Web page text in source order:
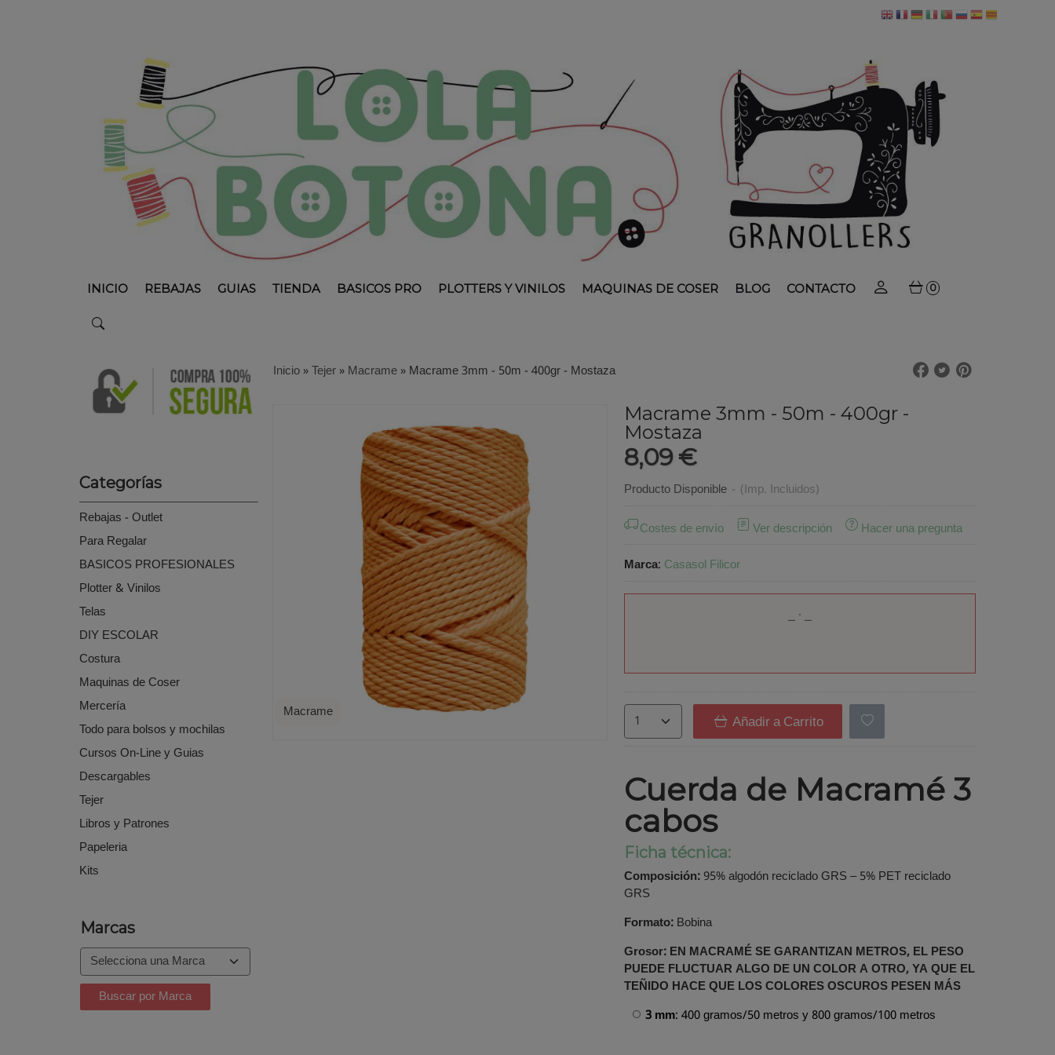
INICIO REBAJAS GUIAS TIENDA BASICOS PRO PLOTTERS Y VINILOS MAQUINAS DE COSER BLOG CONTACTO 0
Categorías
Rebajas - Outlet
Para Regalar
BASICOS PROFESIONALES
Plotter & Vinilos
Telas
DIY ESCOLAR
Costura
Maquinas de Coser
Mercería
Todo para bolsos y mochilas
Cursos On-Line y Guias
Descargables
Tejer
Libros y Patrones
Papeleria
Kits
Marcas
Inicio»Tejer»Macrame»Macrame 3mm - 50m - 400gr - Mostaza
Macrame
Macrame 3mm - 50m - 400gr -
Mostaza
8,09 €
Producto Disponible - (Imp. Incluidos)
Costes de envío
Ver descripción
Hacer una pregunta
Marca: Casasol Filicor
Añadir a Carrito
Cuerda de Macramé 3
cabos
Ficha técnica:
Composición:95% algodón reciclado GRS – 5% PET reciclado
GRS
Formato:Bobina
Grosor: EN MACRAMÉ SE GARANTIZAN METROS, EL PESO
PUEDE FLUCTUAR ALGO DE UN COLOR A OTRO, YA QUE EL
TEÑIDO HACE QUE LOS COLORES OSCUROS PESEN MÁS
3 mm: 400 gramos/50 metros y 800 gramos/100 metros